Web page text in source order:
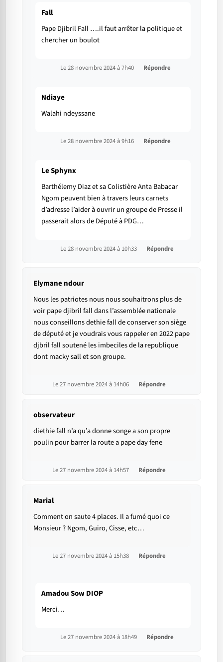
Fall
Pape Djibril Fall ….il faut arrêter la politique et
chercher un boulot
Le 28 novembre 2024 à 7h40 Répondre
Ndiaye
Walahi ndeyssane
Le 28 novembre 2024 à 9h16 Répondre
Le Sphynx
Barthélemy Diaz et sa Colistière Anta Babacar
Ngom peuvent bien à travers leurs carnets
d’adresse l’aider à ouvrir un groupe de Presse il
passerait alors de Député à PDG…
Le 28 novembre 2024 à 10h33 Répondre
Elymane ndour
Nous les patriotes nous nous souhaitrons plus de
voir pape djibril fall dans l’assemblée nationale
nous conseillons dethie fall de conserver son siège
de député et je voudrais vous rappeler en 2022 pape
djbril fall soutené les imbeciles de la republique
dont macky sall et son groupe.
Le 27 novembre 2024 à 14h06 Répondre
observateur
diethie fall n’a qu’a donne songe a son propre
poulin pour barrer la route a pape day fene
Le 27 novembre 2024 à 14h57 Répondre
Marial
Comment on saute 4 places. Il a fumé quoi ce
Monsieur ? Ngom, Guiro, Cisse, etc…
Le 27 novembre 2024 à 15h38 Répondre
Amadou Sow DIOP
Merci…
Le 27 novembre 2024 à 18h49 Répondre